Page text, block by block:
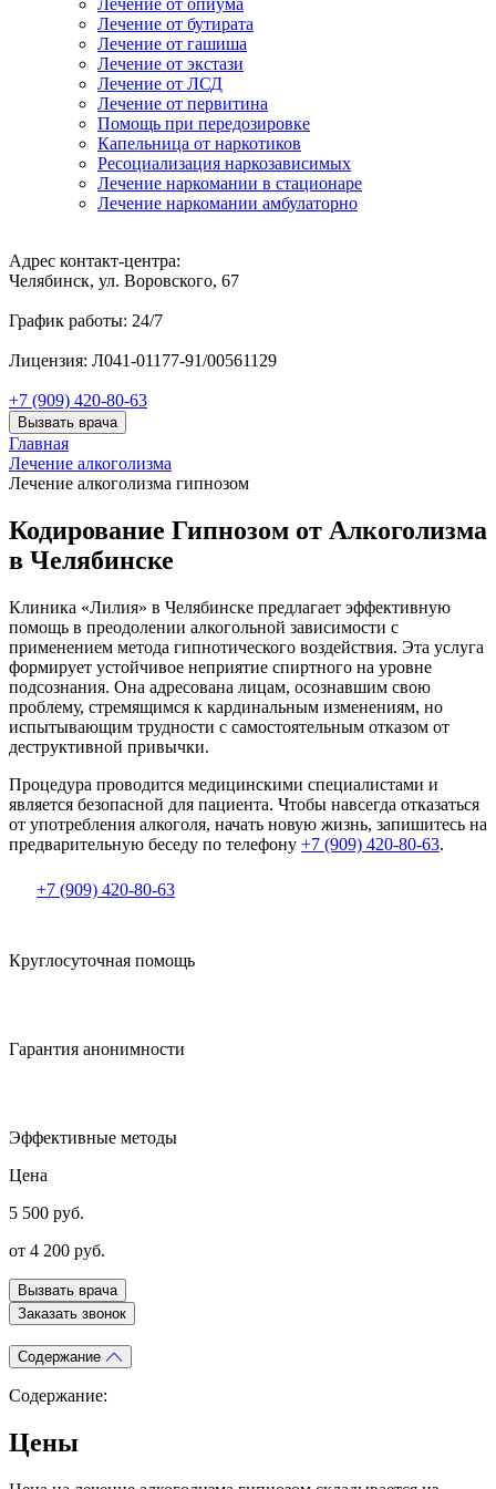
Лечение от опиума
Лечение от бутирата
Лечение от гашиша
Лечение от экстази
Лечение от ЛСД
Лечение от первитина
Помощь при передозировке
Капельница от наркотиков
Ресоциализация наркозависимых
Лечение наркомании в стационаре
Лечение наркомании амбулаторно
Адрес контакт-центра:
Челябинск, ул. Воровского, 67
График работы: 24/7
Лицензия: Л041-01177-91/00561129
+7 (909) 420-80-63
Вызвать врача
Главная
Лечение алкоголизма
Лечение алкоголизма гипнозом
Кодирование Гипнозом от Алкоголизма
в Челябинске
Клиника «Лилия» в Челябинске предлагает эффективную
помощь в преодолении алкогольной зависимости с
применением метода гипнотического воздействия. Эта услуга
формирует устойчивое неприятие спиртного на уровне
подсознания. Она адресована лицам, осознавшим свою
проблему, стремящимся к кардинальным изменениям, но
испытывающим трудности с самостоятельным отказом от
деструктивной привычки.
Процедура проводится медицинскими специалистами и
является безопасной для пациента. Чтобы навсегда отказаться
от употребления алкоголя, начать новую жизнь, запишитесь на
предварительную беседу по телефону +7 (909) 420-80-63.
+7 (909) 420-80-63
Круглосуточная помощь
Гарантия анонимности
Эффективные методы
Цена
5 500 руб.
от 4 200 руб.
Вызвать врача
Заказать звонок
Содержание
Содержание:
Цены